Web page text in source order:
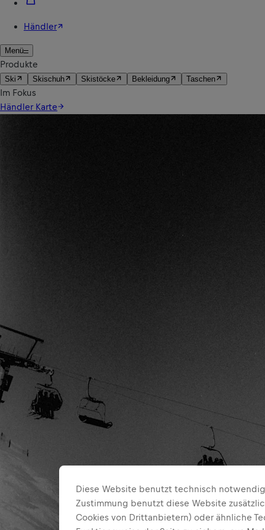
Diese Website benutzt technisch
Zustimmung benutzt diese Website
Cookies von Drittanbietern) oder ähnliche